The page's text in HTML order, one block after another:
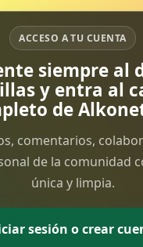
ACCESO A TU CUENTA
siempre al
y entra al
de
comentarios,
de la comunidad
única y limpia.
sesión o crear